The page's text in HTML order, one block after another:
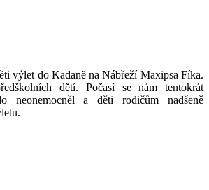
výlet do Kadaně na Nábřeží Maxipsa Fíka.
dětí. Počasí se nám tentokrát
neonemocněl a děti rodičům nadšeně